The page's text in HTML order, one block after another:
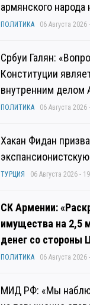
армянского
ПОЛИТИКА 06 Августа 2026
Србуи Галян:
Конституции
внутренним делом
ПОЛИТИКА 06 Августа 2026
Хакан Фидан
ТУРЦИЯ 06 Августа 2026 -
СК Армении:
имущества на 2,5
денег со стороны
ПОЛИТИКА 06 Августа 2026
МИД РФ: «Мы